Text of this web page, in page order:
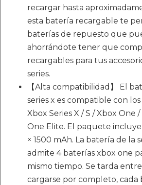
recargar hasta
esta batería recargable te
baterías de repuesto que
ahorrándote tener que
recargables para tus
series.
【Alta compatibilidad】 El
series x es compatible con
Xbox Series X / S / Xbox One
One Elite. El paquete
× 1500 mAh. La batería de la
admite 4 baterías xbox one
mismo tiempo. Se tarda
cargarse por completo,